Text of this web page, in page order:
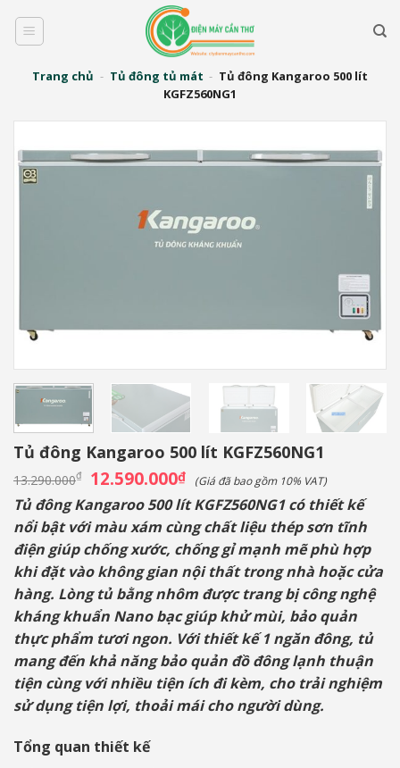
qua
dungTrang chủ - Tủ đông tủ mát - Tủ đông Kangaroo 500 lít
KGFZ560NG1
Tủ đông Kangaroo 500 lít KGFZ560NG1
13.290.000₫ Giá
gốc
là:
13.290.000₫.
12.590.000₫Giá
hiện
tại
là:
12.590.000₫.
(Giá đã bao gồm 10% VAT)
Tủ đông Kangaroo 500 lít KGFZ560NG1có thiết kế
nổi bật với màu xám cùng chất liệu thép sơn tĩnh
điện giúp chống xước, chống gỉ mạnh mẽ phù hợp
khi đặt vào không gian nội thất trong nhà hoặc cửa
hàng. Lòng tủ bằng nhôm được trang bị công nghệ
kháng khuẩn Nano bạc giúp khử mùi, bảo quản
thực phẩm tươi ngon. Với thiết kế 1 ngăn đông, tủ
mang đến khả năng bảo quản đồ đông lạnh thuận
tiện cùng với nhiều tiện ích đi kèm, cho trải nghiệm
sử dụng tiện lợi, thoải mái cho người dùng.
Tổng quan thiết kế